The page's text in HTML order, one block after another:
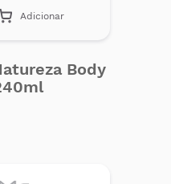
Adicionar
Body